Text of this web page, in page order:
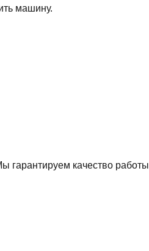
машину.
гарантируем качество работы